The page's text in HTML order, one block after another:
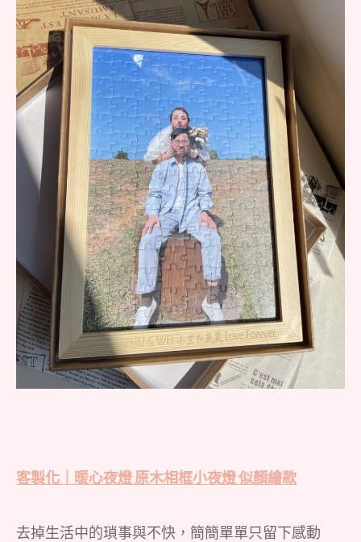
客製化｜暖心夜燈 原木相框小夜燈 似顏繪款
去掉生活中的瑣事與不快，簡簡單單只留下感動